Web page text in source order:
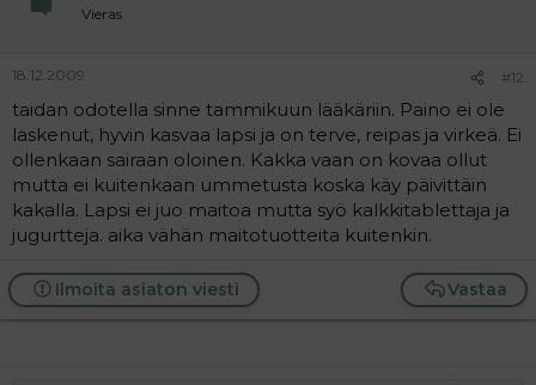
Vieras
18.12.2009 #12
taidan odotella sinne tammikuun lääkäriin. Paino ei ole
laskenut, hyvin kasvaa lapsi ja on terve, reipas ja virkeä. Ei
ollenkaan sairaan oloinen. Kakka vaan on kovaa ollut
mutta ei kuitenkaan ummetusta koska käy päivittäin
kakalla. Lapsi ei juo maitoa mutta syö kalkkitablettaja ja
jugurtteja. aika vähän maitotuotteita kuitenkin.
Vastaa
Ilmoita asiaton viesti